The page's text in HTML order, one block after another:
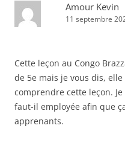
Amour Kevin
11 septembre
Cette leçon au Congo
de 5e mais je vous dis,
comprendre cette leçon.
faut-il employée afin que
apprenants.